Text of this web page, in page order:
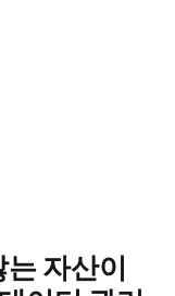
자산이